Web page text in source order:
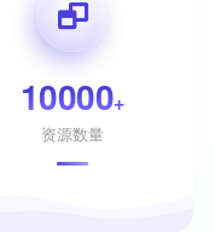
10000+
资源数量